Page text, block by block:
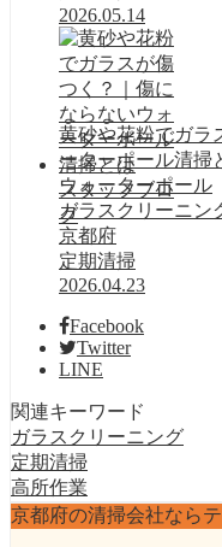
2026.05.14
スタッフブロ
グ
黄砂や花粉でガラ
ーターポール清掃
ウォーターポール
ガラスクリーニン
京都府
定期清掃
2026.04.23
Facebook
Twitter
LINE
関連キーワード
ガラスクリーニング
定期清掃
高所作業
京都府の清掃会社なら